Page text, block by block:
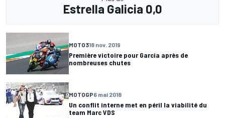
Estrella Galicia 0,0
MOTO318 nov. 2019
Première victoire pour Garcia après de
nombreuses chutes
MOTOGP6 mai 2018
Un conflit interne met en péril la viabilité du
team Marc VDS